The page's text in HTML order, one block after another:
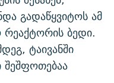
გადაწყვიტოს ამ
რეაქტორის ბედი.
ტაივანში